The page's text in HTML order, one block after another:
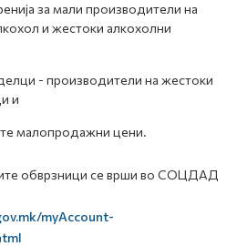
за мали производители на
и жестоки алкохолни
- производители на жестоки
и
малопродажни цени.
обврзници се врши во СОЦДАД
myAccount-